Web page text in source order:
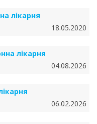
лікарня
18.05.2020
лікарня
04.08.2026
06.02.2026